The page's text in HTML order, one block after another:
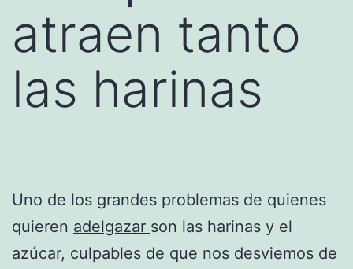
atraen tanto
las harinas
Uno de los grandes problemas de quienes
quieren adelgazar son las harinas y el
azúcar, culpables de que nos desviemos de